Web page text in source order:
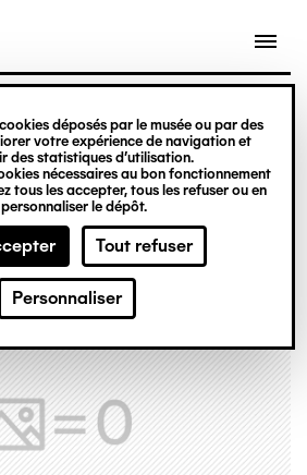
déposés par le musée ou par des
votre expérience de navigation et
des statistiques d’utilisation.
nécessaires au bon fonctionnement
tous les accepter, tous les refuser ou en
personnaliser le dépôt.
Tout refuser
Personnaliser